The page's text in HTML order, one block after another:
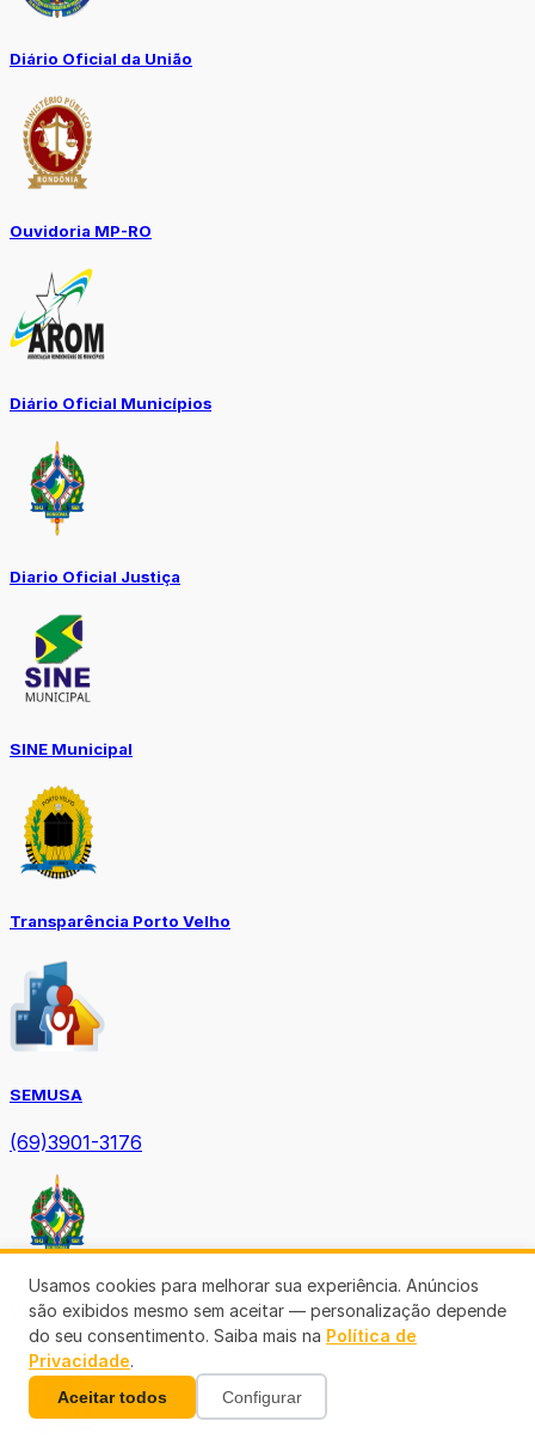
Diário Oficial da União
Ouvidoria MP-RO
Diário Oficial Municípios
Diario Oficial Justiça
SINE Municipal
Transparência Porto Velho
SEMUSA
(69)3901-3176
Diário Oficial TCE-RO
Usamos cookies para melhorar sua experiência. Anúncios
são exibidos mesmo sem aceitar — personalização depende
do seu consentimento. Saiba mais na Política de
Privacidade.
Aceitar todos Configurar